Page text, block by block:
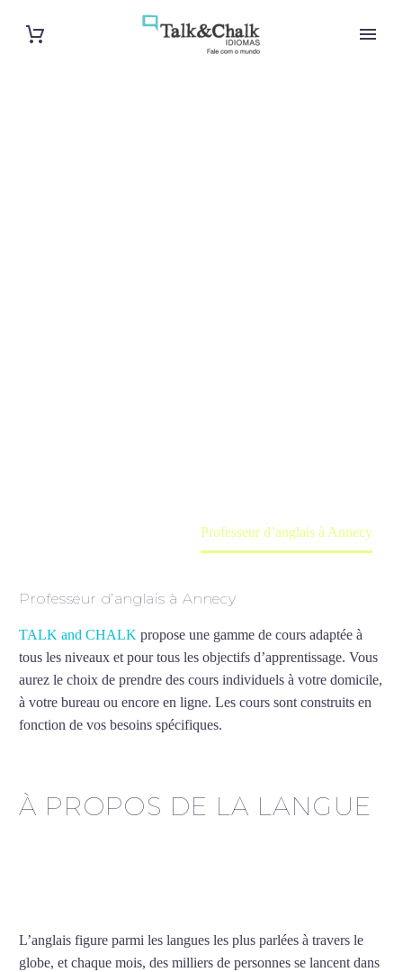
Professeur d’anglais à Annecy
Professeur d’anglais à Annecy
TALK and CHALK propose une gamme de cours adaptée à
tous les niveaux et pour tous les objectifs d’apprentissage. Vous
aurez le choix de prendre des cours individuels à votre domicile,
à votre bureau ou encore en ligne. Les cours sont construits en
fonction de vos besoins spécifiques.
À PROPOS DE LA LANGUE
L’anglais figure parmi les langues les plus parlées à travers le
globe, et chaque mois, des milliers de personnes se lancent dans